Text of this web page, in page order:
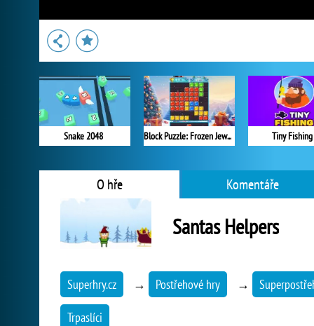
Snake 2048 Block Puzzle: Frozen Jewel Tiny Fishing
O hře Komentáře
Santas Helpers
Superhry.cz → Postřehové hry →
Trpaslíci